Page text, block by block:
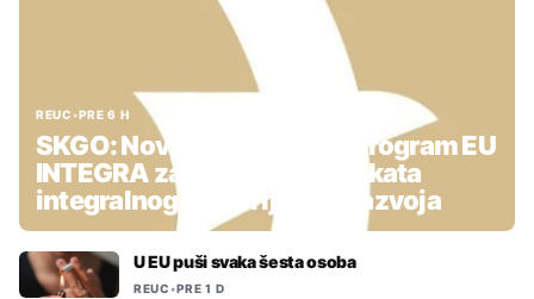
REUC •PRE 6 H
SKGO: Nova podrška kroz Program EU
INTEGRA za pripremu projekata
integralnog teritorijalnog razvoja
U EU puši svaka šesta osoba
REUC•PRE 1 D